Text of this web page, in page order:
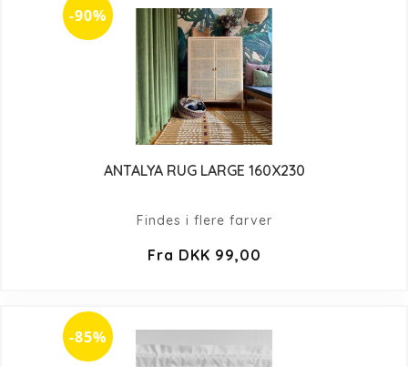
-90%
ANTALYA RUG LARGE 160X230
Findes i flere farver
Fra DKK 99,00
-85%